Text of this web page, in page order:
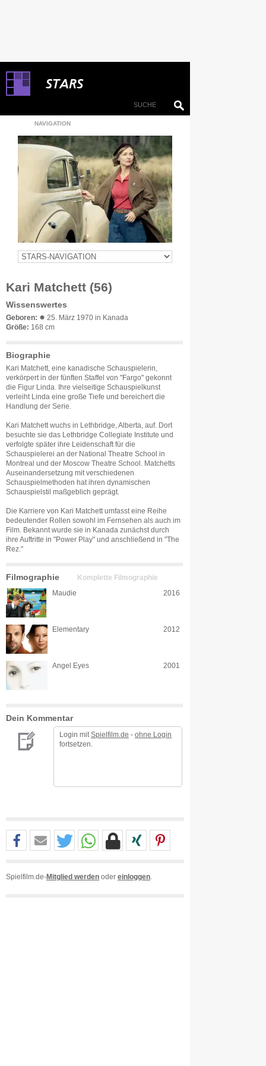
NAVIGATION
Kari Matchett (56)
Wissenswertes
Geboren: ✹ 25. März 1970 in Kanada
Größe: 168 cm
Biographie
Kari Matchett, eine kanadische Schauspielerin,
verkörpert in der fünften Staffel von "Fargo" gekonnt
die Figur Linda. Ihre vielseitige Schauspielkunst
verleiht Linda eine große Tiefe und bereichert die
Handlung der Serie.
Kari Matchett wuchs in Lethbridge, Alberta, auf. Dort
besuchte sie das Lethbridge Collegiate Institute und
verfolgte später ihre Leidenschaft für die
Schauspielerei an der National Theatre School in
Montreal und der Moscow Theatre School. Matchetts
Auseinandersetzung mit verschiedenen
Schauspielmethoden hat ihren dynamischen
Schauspielstil maßgeblich geprägt.
Die Karriere von Kari Matchett umfasst eine Reihe
bedeutender Rollen sowohl im Fernsehen als auch im
Film. Bekannt wurde sie in Kanada zunächst durch
ihre Auftritte in "Power Play" und anschließend in "The
Rez."
Filmographie Komplette Filmographie
Maudie 2016
Elementary 2012
Angel Eyes 2001
Dein Kommentar
Login mit Spielfilm.de - ohne Login
fortsetzen.
Spielfilm.de-Mitglied werden oder einloggen